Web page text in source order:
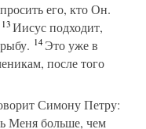
его, кто Он.
13Иисус подходит,
14Это уже в
после того
Симону Петру:
больше, чем